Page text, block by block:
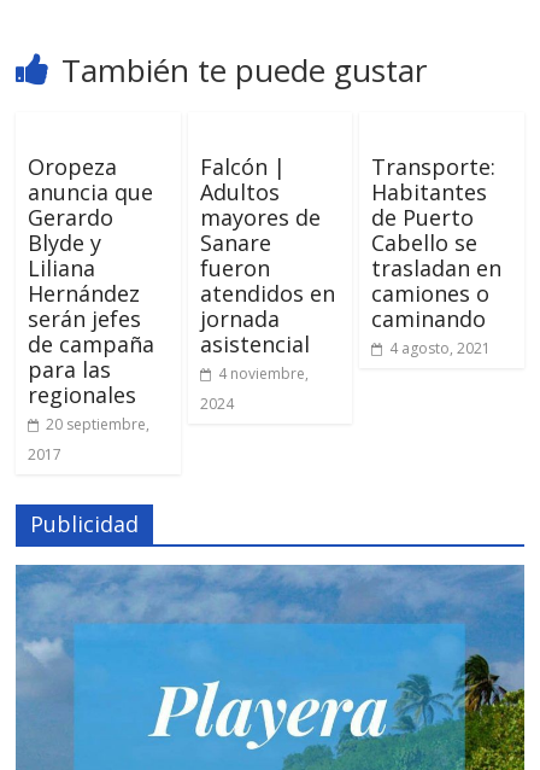
También te puede gustar
Oropeza
anuncia que
Gerardo
Blyde y
Liliana
Hernández
serán jefes
de campaña
para las
regionales
20 septiembre,
2017
Falcón |
Adultos
mayores de
Sanare
fueron
atendidos en
jornada
asistencial
4 noviembre,
2024
Transporte:
Habitantes
de Puerto
Cabello se
trasladan en
camiones o
caminando
4 agosto, 2021
Publicidad